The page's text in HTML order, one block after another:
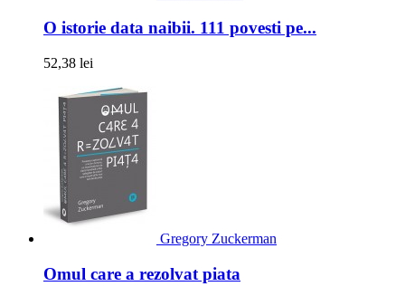
O istorie data naibii. 111 povesti pe...
52,38 lei
Gregory Zuckerman
Omul care a rezolvat piata